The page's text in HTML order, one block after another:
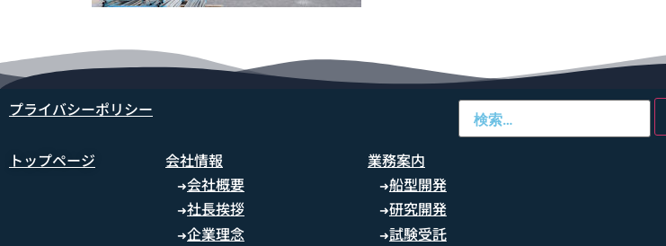
プライバシーポリシー
トップページ 会社情報
➜会社概要
➜社長挨拶
➜企業理念
業務案内
➜船型開発
➜研究開発
➜試験受託